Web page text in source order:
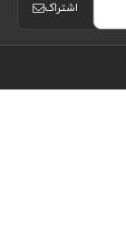
اشتراک